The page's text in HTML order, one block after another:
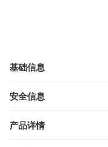
基础信息
安全信息
产品详情